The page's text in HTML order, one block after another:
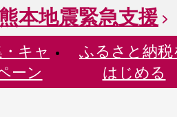
本地震緊急支援
キャ
ーン
ふるさと納税
はじめる